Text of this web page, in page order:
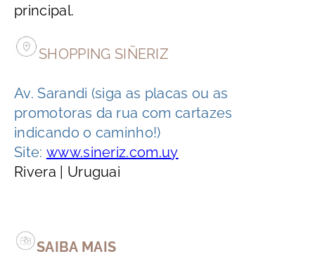
principal.
SHOPPING SIÑERIZ
Av. Sarandi (siga as placas ou as
promotoras da rua com cartazes
indicando o caminho!)
Site: www.sineriz.com.uy
Rivera | Uruguai
SAIBA MAIS